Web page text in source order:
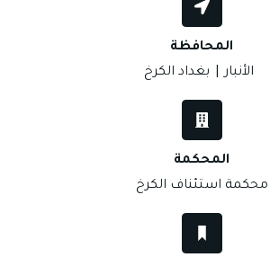
المحافظة
الأنبار
بغداد الكرخ
المحكمة
محكمة استئناف الكرخ